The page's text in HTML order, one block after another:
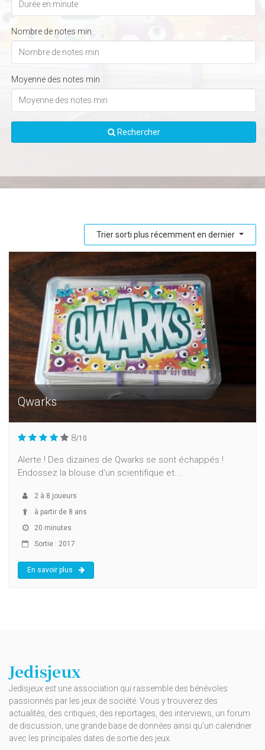
Nombre de notes min
Moyenne des notes min
Rechercher
Trier sorti plus récemment en dernier
Qwarks
8/10
Alerte ! Des dizaines de Qwarks se sont échappés !
Endossez la blouse d'un scientifique et...
2 à 8 joueurs
à partir de 8 ans
20 minutes
Sortie : 2017
En savoir plus
Jedisjeux
Jedisjeux est une association qui rassemble des bénévoles
passionnés par les jeux de société. Vous y trouverez des
actualités, des critiques, des reportages, des interviews, un forum
de discussion, une grande base de données ainsi qu’un calendrier
avec les principales dates de sortie des jeux.